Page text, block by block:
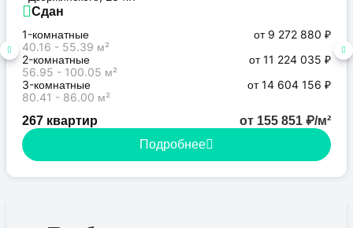
Сдан
1-комнатные
40.16 - 55.39 м²
от 9 272 880 ₽
2-комнатные
56.95 - 100.05 м²
от 11 224 035 ₽
3-комнатные
80.41 - 86.00 м²
от 14 604 156 ₽
267 квартир
от 155 851 ₽/м²
Подробнее